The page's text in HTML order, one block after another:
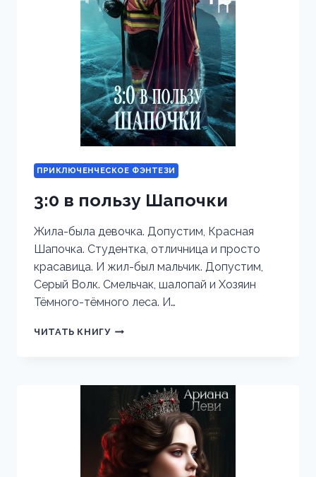
ПРИКЛЮЧЕНЧЕСКОЕ ФЭНТЕЗИ
3:0 в пользу Шапочки
Жила-была девочка. Допустим, Красная
Шапочка. Студентка, отличница и просто
красавица. И жил-был мальчик. Допустим,
Серый Волк. Смельчак, шалопай и Хозяин
Тёмного-тёмного леса. И…
ЧИТАТЬ КНИГУ3:0